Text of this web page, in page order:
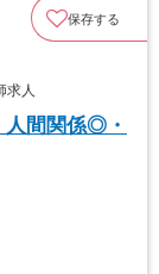
保存する
求人
人間関係◎・